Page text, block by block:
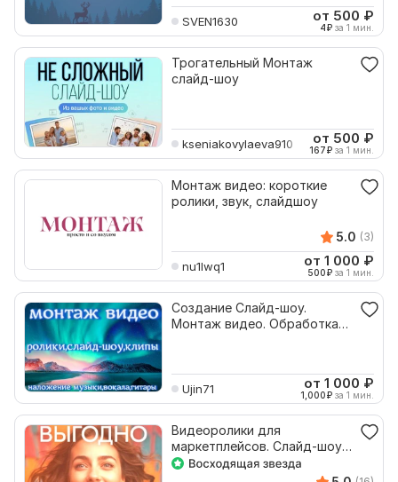
SVEN1630 от 500 ₽
4₽ за 1 мин.
Трогательный Монтаж
слайд-шоу
kseniakovylaeva910 от 500 ₽
167₽ за 1 мин.
Монтаж видео: короткие
ролики, звук, слайдшоу
5.0 (3)
nu1lwq1 от 1 000 ₽
500₽ за 1 мин.
Создание Слайд-шоу.
Монтаж видео. Обработка
Ujin71 от 1 000 ₽
1,000₽ за 1 мин.
Видеоролики для
маркетплейсов. Слайд-шоу,
моушн-дизайн, монтаж, ИИ